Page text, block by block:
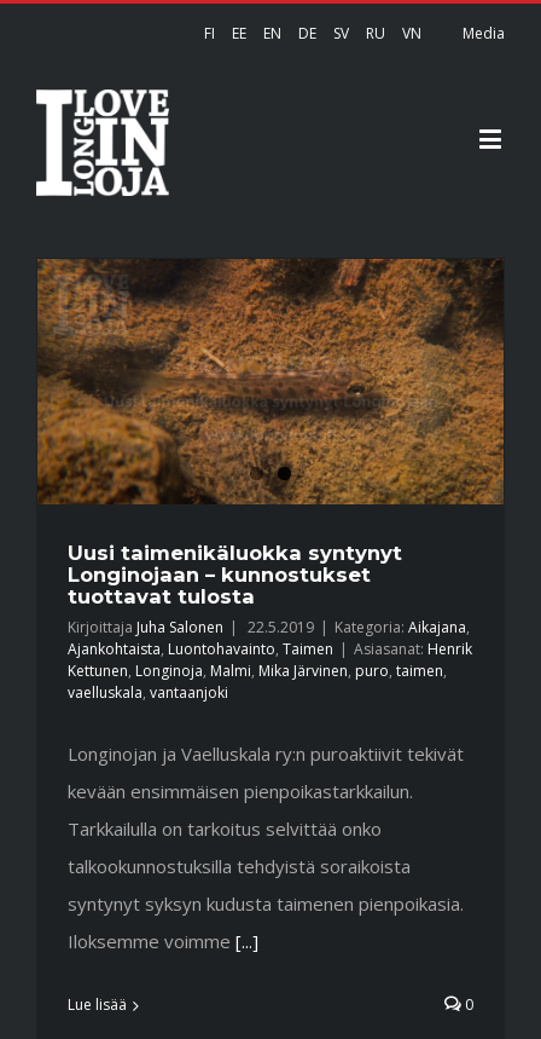
FI EE EN DE SV RU VN Media
Uusi taimenikäluokka syntynyt
Longinojaan – kunnostukset
tuottavat tulosta
Kirjoittaja Juha Salonen | 22.5.2019 | Kategoria: Aikajana,
Ajankohtaista, Luontohavainto, Taimen | Asiasanat: Henrik
Kettunen, Longinoja, Malmi, Mika Järvinen, puro, taimen,
vaelluskala, vantaanjoki
Longinojan ja Vaelluskala ry:n puroaktiivit tekivät
kevään ensimmäisen pienpoikastarkkailun.
Tarkkailulla on tarkoitus selvittää onko
talkookunnostuksilla tehdyistä soraikoista
syntynyt syksyn kudusta taimenen pienpoikasia.
Iloksemme voimme [...]
Lue lisää 0